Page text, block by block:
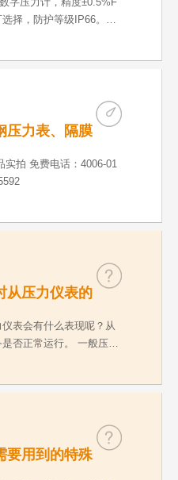
择，防护等级IP66。输
压力表、隔膜
拍 免费电话：4006-01
从压力仪表的
表会有什么表现呢？从
常运行。 一般压力
要用到的特殊